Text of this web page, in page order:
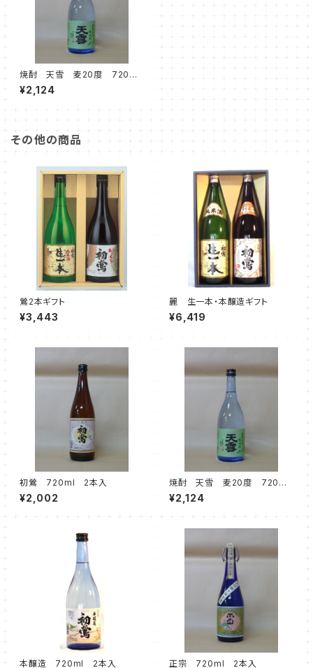
焼酎 天雪 麦20度 720ml
2本入
¥2,124
その他の商品
鶯2本ギフト
¥3,443
麗 生一本・本醸造ギフト
¥6,419
初鶯 720ml 2本入
¥2,002
焼酎 天雪 麦20度 720ml
2本入
¥2,124
本醸造 720ml 2本入 正宗 720ml 2本入